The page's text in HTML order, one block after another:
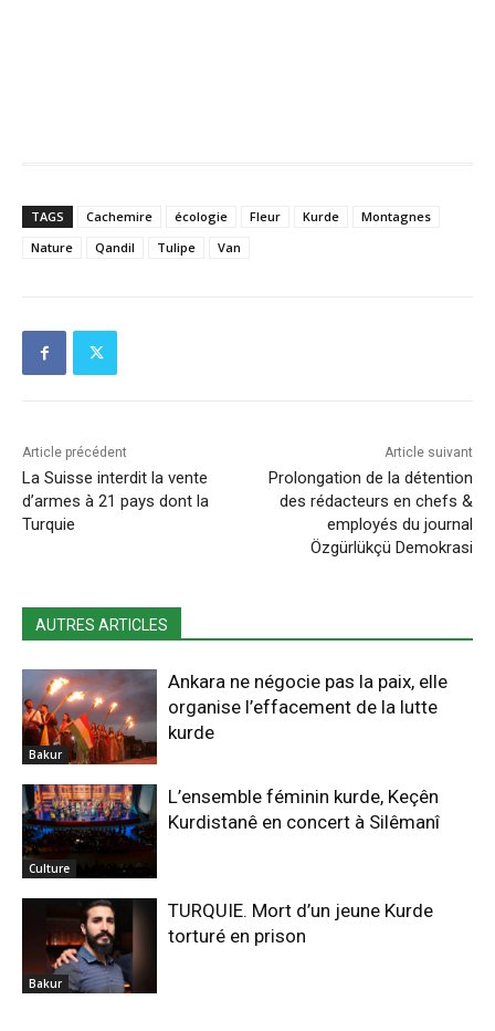
TAGS Cachemire écologie Fleur Kurde
Montagnes
Nature
Qandil Tulipe Van
Article précédent
La Suisse interdit la vente
d’armes à 21 pays dont la
Turquie
Article suivant
Prolongation de la détention
des rédacteurs en chefs &
employés du journal
Özgürlükçü Demokrasi
AUTRES ARTICLES
Bakur
Ankara ne négocie pas la paix, elle
organise l’effacement de la lutte
kurde
Culture
L’ensemble féminin kurde, Keçên
Kurdistanê en concert à Silêmanî
Bakur
TURQUIE. Mort d’un jeune Kurde
torturé en prison